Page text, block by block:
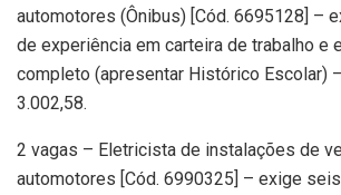
automotores (Ônibus) [Cód. 6695128] –
de experiência em carteira de trabalho e
completo (apresentar Histórico Escolar)
3.002,58.
2 vagas – Eletricista de instalações de
automotores [Cód. 6990325] – exige